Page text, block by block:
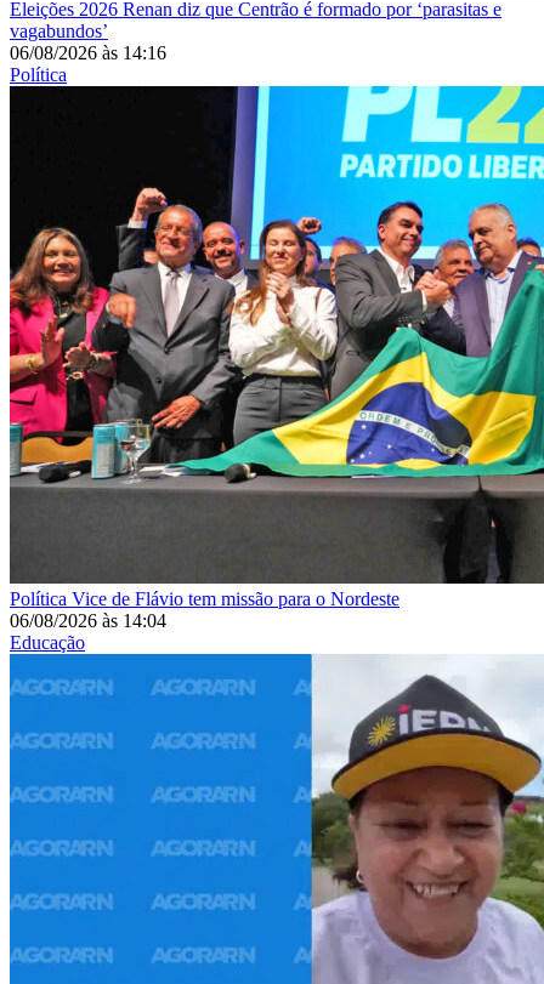
Eleições 2026 Renan diz que Centrão é formado por ‘parasitas e
vagabundos’
06/08/2026 às 14:16
Política
Política Vice de Flávio tem missão para o Nordeste
06/08/2026 às 14:04
Educação